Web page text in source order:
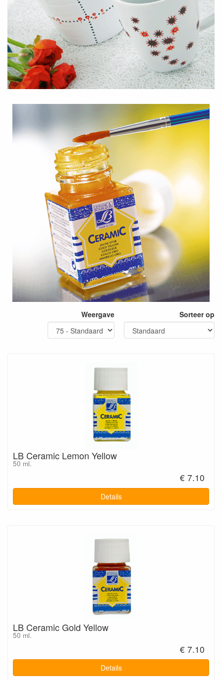
Niet vaatwasserbestendig.
Kleurenpalet
Beschikbaar in 15 levendige tinten.
Inclusief 8 outliner-kleuren voor omlijning en glas-in-lood-
effect:
Grijs, Goud, Zilver, Zwart, Parelwit, Oud goud,
Messing, Koper.
Aanbrengen met lichte druk, 12 uur laten drogen vóór
overschilderen.
Creatieve effecten
Transparantie: Meng met kleurloos medium.
Marmer-effect: Druppel kleuren op water, roer en dompel.
Craquelé-effect: Breng contrasterende kleuren aan,
gevolgd door craquelé-medium. Laat elke laag 1,5–2 uur
Gebruik een grondlaag op poreuze materialen zoals
terracotta.
Niet geschikt voor voedselcontact of hoge temperaturen.
Test eerst op een klein oppervlak bij gebruik op plastic.
Weergave Sorteer op
LB Ceramic Lemon Yellow
50 ml.
€ 7.10
Details
LB Ceramic Gold Yellow
50 ml.
€ 7.10
Details